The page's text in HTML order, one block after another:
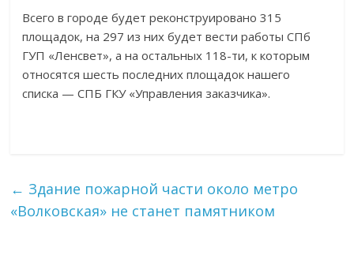
Всего в городе будет реконструировано 315
площадок, на 297 из них будет вести работы СПб
ГУП «Ленсвет», а на остальных 118-ти, к которым
относятся шесть последних площадок нашего
списка — СПБ ГКУ «Управления заказчика».
← Здание пожарной части около метро
«Волковская» не станет памятником